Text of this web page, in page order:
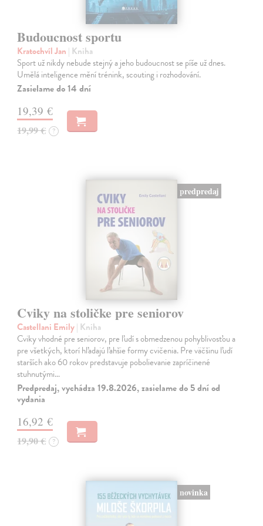
Budoucnost sportu
Kratochvíl Jan | Kniha
Sport už nikdy nebude stejný a jeho budoucnost se píše už dnes.
Umělá inteligence mění trénink, scouting i rozhodování.
Zasielame do 14 dní
19,39 €
19,99 € ?
predpredaj
Cviky na stoličke pre seniorov
Castellani Emily| Kniha
Cviky vhodné pre seniorov, pre ľudí s obmedzenou pohyblivosťou a
pre všetkých, ktorí hľadajú ľahšie formy cvičenia. Pre väčšinu ľudí
starších ako 60 rokov predstavuje pobolievanie zapríčinené
stuhnutými…
Predpredaj, vychádza 19.8.2026, zasielame do 5 dní od
vydania
16,92 €
19,90 € ?
novinka